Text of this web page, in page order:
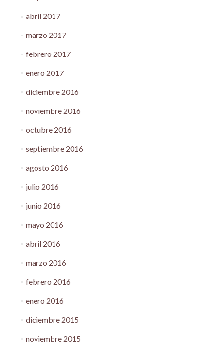
abril 2017
marzo 2017
febrero 2017
enero 2017
diciembre 2016
noviembre 2016
octubre 2016
septiembre 2016
agosto 2016
julio 2016
junio 2016
mayo 2016
abril 2016
marzo 2016
febrero 2016
enero 2016
diciembre 2015
noviembre 2015